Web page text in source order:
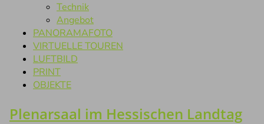
Technik
Angebot
PANORAMAFOTO
VIRTUELLE TOUREN
LUFTBILD
PRINT
OBJEKTE
Plenarsaal im Hessischen Landtag